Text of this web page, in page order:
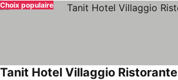
Choix populaire
Tanit Hotel Villaggio Ristorante